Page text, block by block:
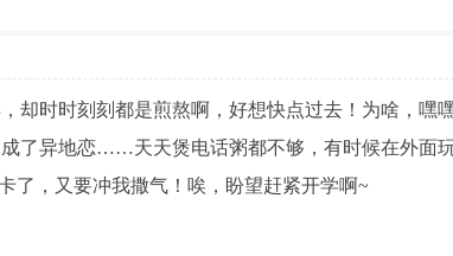
却时时刻刻都是煎熬啊，好想快点过去！为啥，嘿
了异地恋……天天煲电话粥都不够，有时候在外面
了，又要冲我撒气！唉，盼望赶紧开学啊~